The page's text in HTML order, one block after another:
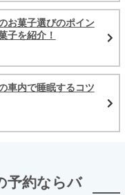
お菓子選びのポイン
子を紹介！
車内で睡眠するコツ
予約ならバ